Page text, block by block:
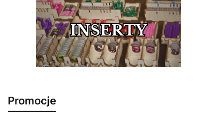
Promocje